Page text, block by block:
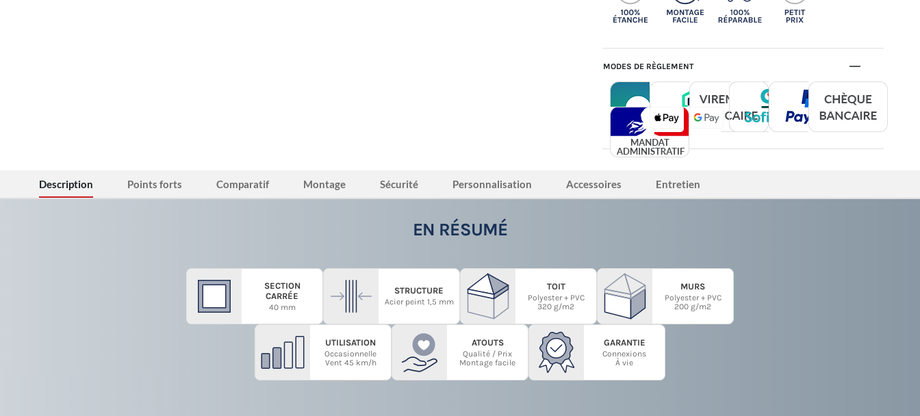
MODES DE RÈGLEMENT
Description Points forts Comparatif Montage Sécurité Personnalisation Accessoires Entretien
EN RÉSUMÉ
SECTION
CARRÉE
40 mm
STRUCTURE
Acier peint 1,5 mm
TOIT
Polyester + PVC
320 g/m2
MURS
Polyester + PVC
200 g/m2
UTILISATION
Occasionnelle
Vent 45 km/h
ATOUTS
Qualité / Prix
Montage facile
GARANTIE
Connexions
À vie